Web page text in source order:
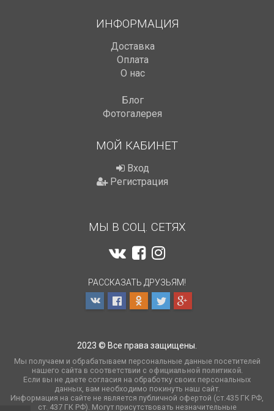
ИНФОРМАЦИЯ
Доставка
Оплата
О нас
Блог
Фотогалерея
МОЙ КАБИНЕТ
Вход
Регистрация
МЫ В СОЦ. СЕТЯХ
РАССКАЗАТЬ ДРУЗЬЯМ!
2023 © Все права защищены.
Мы получаем и обрабатываем персональные данные посетителей
нашего сайта в соответствии с официальной политикой.
Если вы не даете согласия на обработку своих персональных
данных, вам необходимо покинуть наш сайт.
Информация на сайте не является публичной офертой (ст.435 ГК РФ,
cт. 437 ГК РФ). Могут присутствовать незначительные